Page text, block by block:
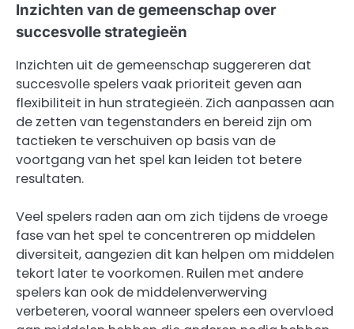
Inzichten van de gemeenschap over
succesvolle strategieën
Inzichten uit de gemeenschap suggereren dat
succesvolle spelers vaak prioriteit geven aan
flexibiliteit in hun strategieën. Zich aanpassen aan
de zetten van tegenstanders en bereid zijn om
tactieken te verschuiven op basis van de
voortgang van het spel kan leiden tot betere
resultaten.
Veel spelers raden aan om zich tijdens de vroege
fase van het spel te concentreren op middelen
diversiteit, aangezien dit kan helpen om middelen
tekort later te voorkomen. Ruilen met andere
spelers kan ook de middelenverwerving
verbeteren, vooral wanneer spelers een overvloed